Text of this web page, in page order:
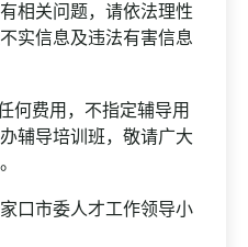
相关问题，请依法理性
实信息及违法有害信息
费用，不指定辅导用
辅导培训班，敬请广大
市委人才工作领导小